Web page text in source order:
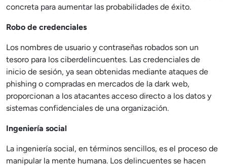
concreta para aumentar las probabilidades de éxito.
Robo de credenciales
Los nombres de usuario y contraseñas robados son un
tesoro para los ciberdelincuentes. Las credenciales de
inicio de sesión, ya sean obtenidas mediante ataques de
phishing o compradas en mercados de la dark web,
proporcionan a los atacantes acceso directo a los datos y
sistemas confidenciales de una organización.
Ingeniería social
La ingeniería social, en términos sencillos, es el proceso de
manipular la mente humana. Los delincuentes se hacen